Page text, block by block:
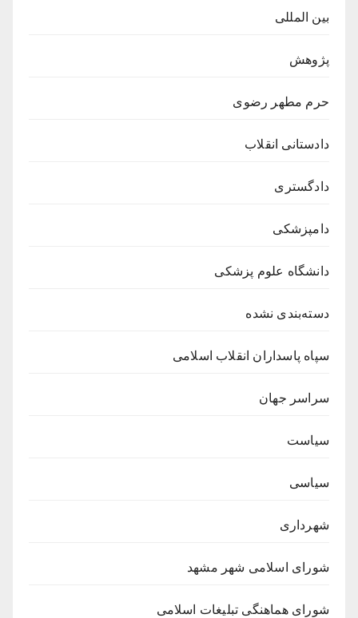
بین المللی
پژوهش
حرم مطهر رضوی
دادستانی انقلاب
دادگستری
دامپزشکی
دانشگاه علوم پزشکی
دسته‌بندی نشده
سپاه پاسداران انقلاب اسلامی
سراسر جهان
سیاست
سیاسی
شهرداری
شورای اسلامی شهر مشهد
شورای هماهنگی تبلیغات اسلامی